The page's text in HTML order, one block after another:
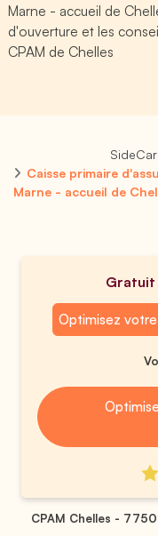
Marne - accueil de
d'ouverture et les
CPAM de Chelles
Caisse primaire
Marne - accueil de
Gratuit
Optimisez
CPAM Chelles -